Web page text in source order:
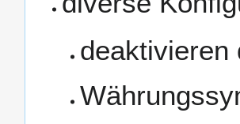
deaktivieren